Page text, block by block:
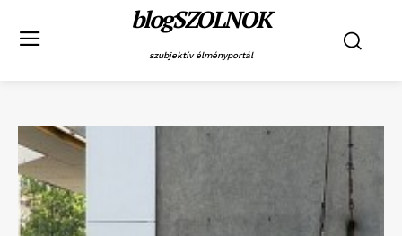
blogSZOLNOK
szubjektív élményportál